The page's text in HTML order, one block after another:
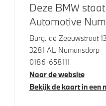
Black
M Hoogglans Shadow
M Hoogglans Shadow
Windscherm
Deze BMW
Automotive
Burg. de Zeeuwstraat
3281 AL Numansdorp
0186-658111
Naar de website
Bekijk de kaart in een